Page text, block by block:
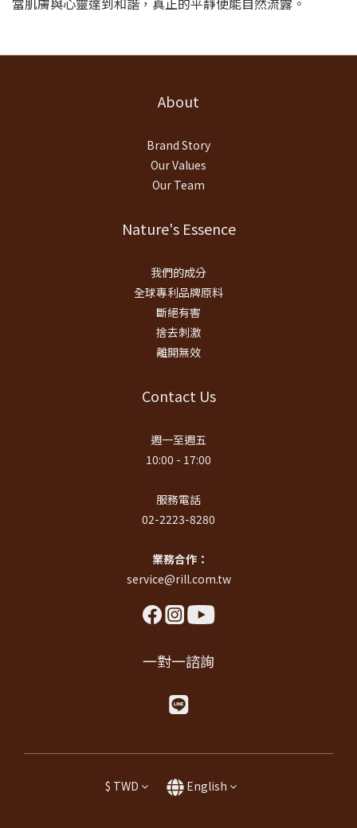
About
Brand Story
Our Values
Our Team
Nature's Essence
我們的成分
全球專利品牌原料
斷絕有害
捨去刺激
離開無效
Contact Us
週一至週五
10:00 - 17:00
服務電話
02-2223-8280
業務合作：
service@rill.com.tw
一對一諮詢
$ TWD English